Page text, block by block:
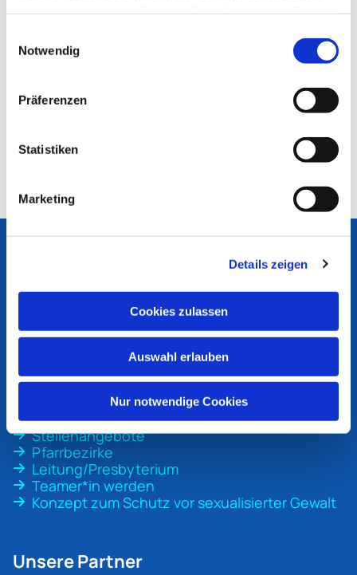
Notwendig
Präferenzen
Statistiken
Marketing
Details zeigen
Cookies zulassen
Auswahl erlauben
Nur notwendige Cookies
ev-kirche-bottrop@ekvw.de
Unsere Gemeinde
Stellenangebote
Pfarrbezirke
Leitung/Presbyterium
Teamer*in werden
Konzept zum Schutz vor sexualisierter Gewalt
Unsere Partner